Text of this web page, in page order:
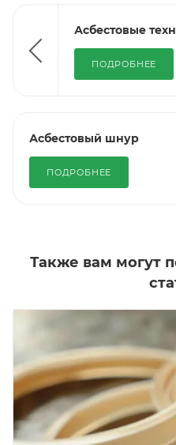
Асбестовые
ПОДРОБНЕЕ
Асбестовый шнур
ПОДРОБНЕЕ
Также вам могут